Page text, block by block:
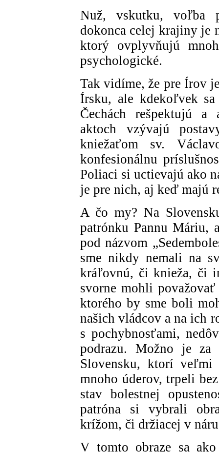
Nuž, vskutku, voľba
dokonca celej krajiny je
ktorý ovplyvňujú
psychologické.
Tak vidíme, že pre Írov
Írsku, ale kdekoľvek sa
Čechách rešpektujú a
aktoch vzývajú
kniežaťom sv.
konfesionálnu
Poliaci si uctievajú ako
je pre nich, aj keď majú
A čo my? Na
patrónku Pannu Máriu,
pod názvom
sme nikdy nemali na
kráľovnú, či knieža, či
svorne mohli
ktorého by sme boli
našich vládcov a na ich
s pochybnosťami,
podrazu. Možno je
Slovensku, ktorí veľmi
mnoho úderov, trpeli
stav bolestnej
patróna si vybrali
krížom, či držiacej v
V tomto obraze sa